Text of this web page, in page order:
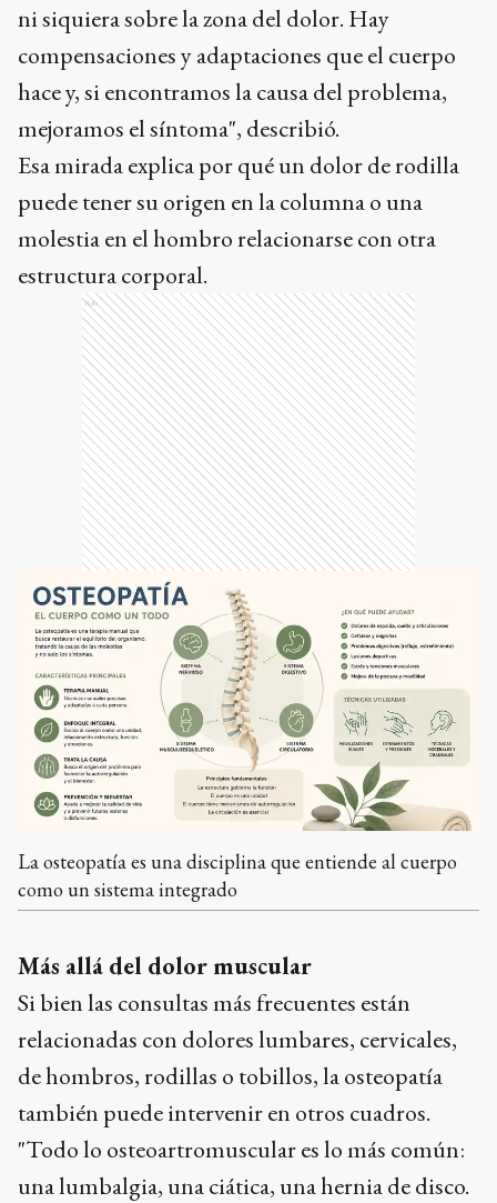
ni siquiera sobre la zona del dolor. Hay
compensaciones y adaptaciones que el cuerpo
hace y, si encontramos la causa del problema,
mejoramos el síntoma", describió.
Esa mirada explica por qué un dolor de rodilla
puede tener su origen en la columna o una
molestia en el hombro relacionarse con otra
estructura corporal.
Ads
La osteopatía es una disciplina que entiende al cuerpo
como un sistema integrado
Más allá del dolor muscular
Si bien las consultas más frecuentes están
relacionadas con dolores lumbares, cervicales,
de hombros, rodillas o tobillos, la osteopatía
también puede intervenir en otros cuadros.
"Todo lo osteoartromuscular es lo más común:
una lumbalgia, una ciática, una hernia de disco.